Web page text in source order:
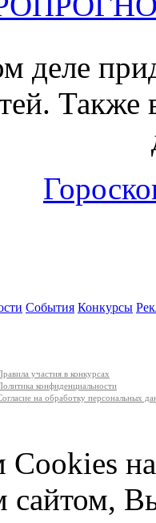
деле
Также
События Конкурсы
участия в конкурсах
конфиденциальности
на обработку персональных
сайтом,